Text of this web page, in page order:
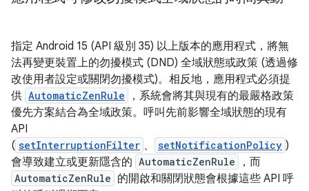
指定 Android 15 (API 級別 35) 以上版本的應用程式，將無
法再變更裝置上的勿擾模式 (DND) 全域狀態或政策 (透過修
改使用者設定或關閉勿擾模式)。相反地，應用程式必須提
供 AutomaticZenRule
，系統會將其與現有的最嚴格政策
優先方案結合為全域政策。呼叫先前影響全域狀態的現有
API
( setInterruptionFilter 、 setNotificationPolicy )
會導致建立或更新隱含的 AutomaticZenRule ，而
AutomaticZenRule 的開啟和關閉狀態會根據這些 API 呼